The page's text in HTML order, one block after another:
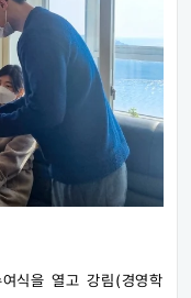
식을 열고 강림(경영학